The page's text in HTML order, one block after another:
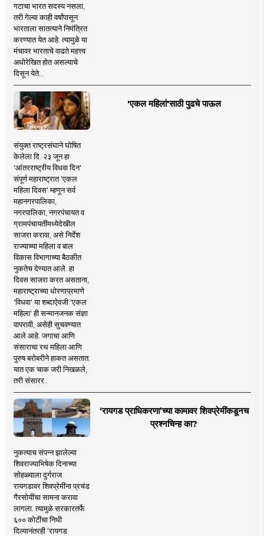
गटाचा भारत सदस्य नसला,
तरी गेल्या काही वर्षांपासून
भारताला सातत्याने निमंत्रित
करण्यात येत आहे. त्यामुळे या
मंचावर भारताचे वाढते महत्त्व
अधोरेखित होत असल्याचे
दिसून येते...
'एकल महिलां'साठी पुढचे पाऊल
संयुक्त राष्ट्रसंघाने घोषित
केलेला दि. २३ जून हा
'आंतरराष्ट्रीय विधवा दिन'
संपूर्ण महाराष्ट्रात 'एकल
महिला दिवस' म्हणून सर्व
महानगरपालिका,
नगरपालिका, नगरपंचायत व
ग्रामपंचायतींमध्येदेखील
साजरा करावा, असे निर्देश
राज्याच्या महिला व बाल
विकास विभागाच्या बैठकीत
नुकतेच देण्यात आले. हा
दिवस साजरा करत असताना,
महाराष्ट्राच्या धोरणाप्रमाणे
'विधवा' या शब्दाऐवजी 'एकल
महिला' ही सन्मानजनक संज्ञा
वापरावी, असेही सुचवण्यात
आले आहे. जगाचा आणि
संसाराचा रथ महिला आणि
पुरुष बरोबरीने हाकत असतात.
यात एक चाक जरी निखळले,
तरी संसारर..
‘रायगड प्राधिकरणा’च्या कामावर शिवप्रेमींकडूनच
प्रश्नचिन्ह का?
नुकत्याच संपन्न झालेल्या
शिवराज्याभिषेक दिनाच्या
सोहळ्याला दुर्गराज
रायगडावर शिवप्रेमींना प्रचंड
गैरसोयींचा सामना करावा
लागला. त्यामुळे सरकारतर्फे
६०० कोटींचा निधी
दिल्यानंतरही ‘रायगड